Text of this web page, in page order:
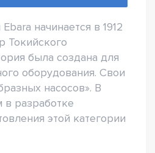
начинается в 1912
Токийского
была создана для
оборудования. Свои
насосов». В
в разработке
этой категории